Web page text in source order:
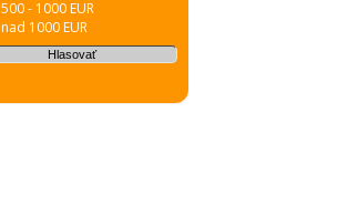
500 - 1000 EUR
nad 1000 EUR